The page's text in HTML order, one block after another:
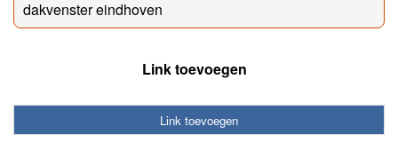
dakvenster eindhoven
Link toevoegen
Link toevoegen